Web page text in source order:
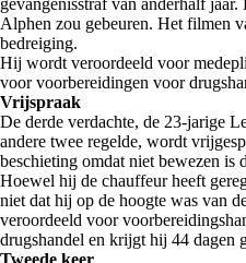
gevangenisstraf van anderhalf
Alphen zou gebeuren. Het filmen
bedreiging.
Hij wordt veroordeeld voor
voor voorbereidingen voor
Vrijspraak
De derde verdachte, de 23-jarige
andere twee regelde, wordt
beschieting omdat niet bewezen is
Hoewel hij de chauffeur heeft
niet dat hij op de hoogte was van
veroordeeld voor
drugshandel en krijgt hij 44 dagen
Tweede keer